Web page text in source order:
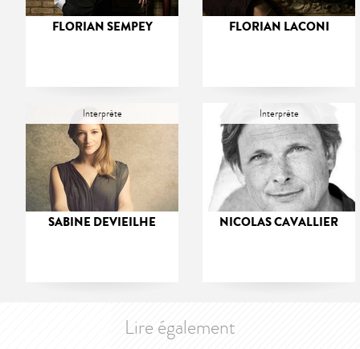
FLORIAN SEMPEY FLORIAN LACONI
Interprète
SABINE DEVIEILHE
Interprète
NICOLAS CAVALLIER
Lire également